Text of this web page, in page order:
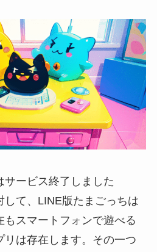
サービス終了しました
して、LINE版たまごっちは
スマートフォンで遊べる
リは存在します。その一つ